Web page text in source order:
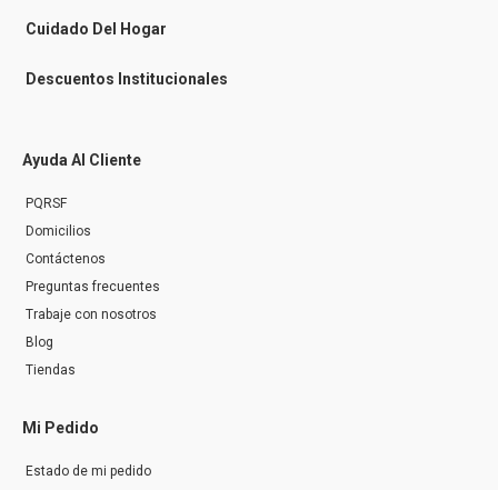
r
Cuidado Del Hogar
Descuentos Institucionales
Ayuda Al Cliente
PQRSF
Domicilios
Contáctenos
Preguntas frecuentes
Trabaje con nosotros
Blog
Tiendas
Mi Pedido
Estado de mi pedido